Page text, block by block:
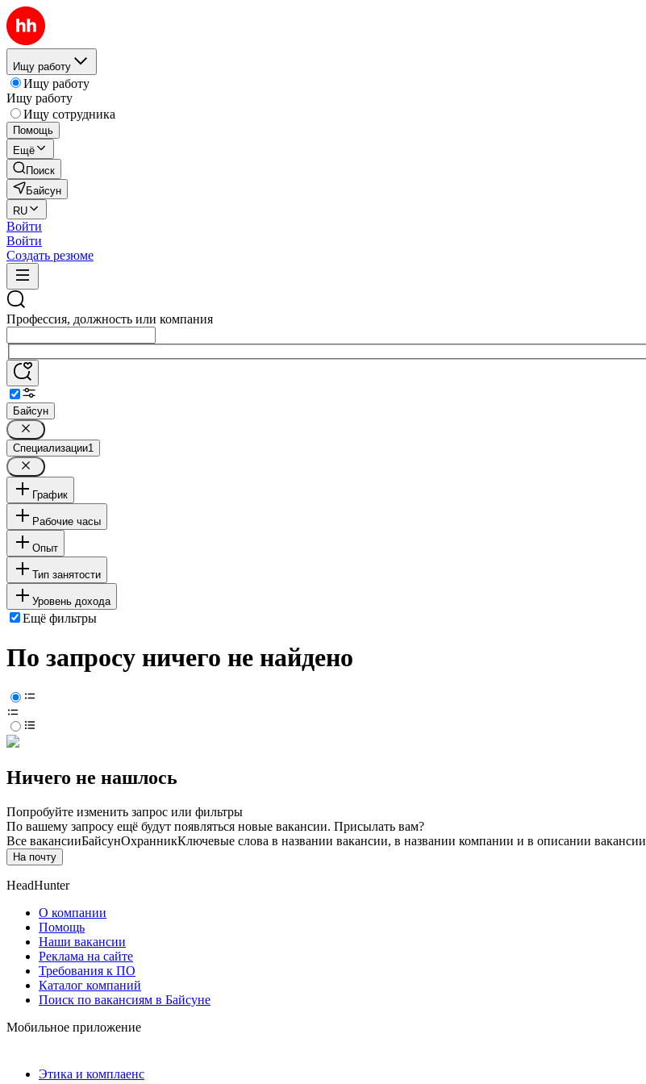
Ищу работу
Ищу работу
Ищу работу
Ищу сотрудника
Помощь
Ещё
Поиск
Байсун
RU
Войти
Войти
Создать резюме
Профессия, должность или компания
Байсун
Специализации1
График
Рабочие часы
Опыт
Тип занятости
Уровень дохода
Ещё фильтры
По запросу ничего не найдено
Ничего не нашлось
Попробуйте изменить запрос или фильтры
По вашему запросу ещё будут появляться новые вакансии. Присылать вам?
Все вакансииБайсунОхранникКлючевые слова в названии вакансии, в названии компании и в описании вакансии
На почту
HeadHunter
О компании
Помощь
Наши вакансии
Реклама на сайте
Требования к ПО
Каталог компаний
Поиск по вакансиям в Байсуне
Мобильное приложение
Этика и комплаенс